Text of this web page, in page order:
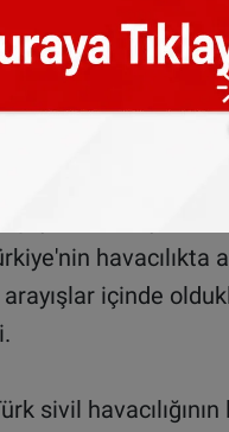
de olmasını arzu
ve kendisinin de
küçük
içindeyiz"
havacılıkta
içinde
sivil